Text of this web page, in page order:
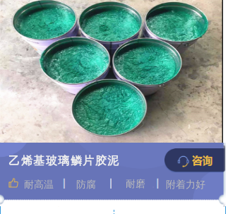
乙烯基玻璃鳞片胶泥
耐高温 防腐 耐磨 附着力好